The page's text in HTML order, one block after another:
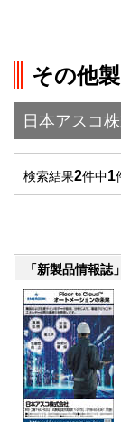
その他
日本アスコ
検索結果2件中1
「新製品情報